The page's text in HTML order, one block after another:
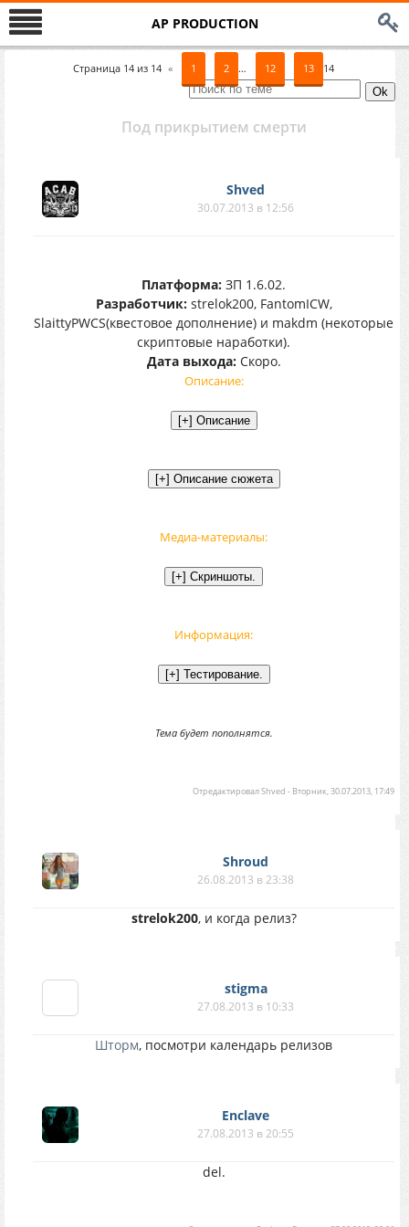
AP PRODUCTION
Страница 14из 14 « 1 2 … 12 13 14
Под прикрытием смерти
Shved
30.07.2013 в 12:56
Платформа: ЗП 1.6.02.
Разработчик:strelok200, FantomICW,
SlaittyPWCS(квестовое дополнение) и makdm (некоторые
скриптовые наработки).
Дата выхода:Скоро.
Описание:
Медиа-материалы:
Информация:
Тема будет пополнятся.
ОтредактировалShved - Вторник, 30.07.2013, 17:49
Shroud
26.08.2013 в 23:38
strelok200, и когда релиз?
stigma
27.08.2013 в 10:33
Шторм, посмотри календарь релизов
Enclave
27.08.2013 в 20:55
del.